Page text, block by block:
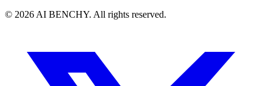
© 2026 AI BENCHY. All rights reserved.